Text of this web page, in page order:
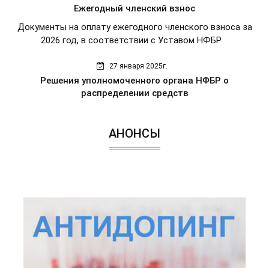
Ежегодный членский взнос
Документы на оплату ежегодного членского взноса за
2026 год, в соответствии с Уставом НФБР
27 января 2025г.
Решения уполномоченного органа НФБР о
распределении средств
АНОНСЫ